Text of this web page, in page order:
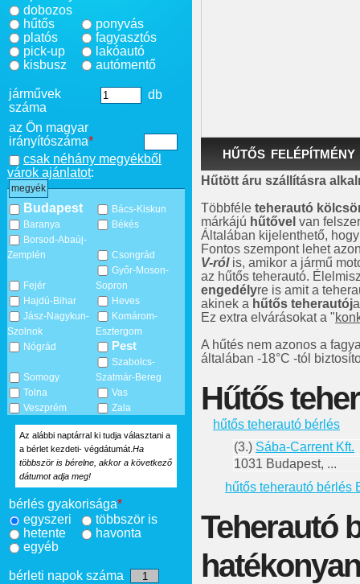
dobozos
hűtős
platós
pick-up
kisbusz
ponyvás
fagyasztós
lakóautó
autómentő
járművek
száma
db
az Ön magyar
irányítószáma*
csak néhány megyékből
várok ajánlatot:
megyék
Budapest
Bács-Kiskun
Baranya
Békés
Borsod-Abaúj-
Zemplén
Csongrád
Fejér
Győr-Moson-
Sopron
Hajdú-Bihar
Heves
Jász-Nagykun-
Szolnok
Komárom-
Esztergom
Nógrád
Pest
Somogy
Szabolcs-
Szatmár-Bereg
Tolna
Vas
Veszprém
Zala
Az alábbi naptárral ki tudja választani a
a bérlet kezdeti- végdátumát. Ha
többször is bérelne, akkor a következő
dátumot adja meg!
bérlés gyakorisága*
egyszeri
többször is
hetente
havonta
egyéb
bérleti napok száma
HŰTŐS FELÉPÍTMÉNY
Hűtött áru szállításra
Többféle teherautó
márkájú hűtővel van
Általában kijelenthető,
Fontos szempont lehet
V-rólis, amikor a jármű
az hűtős teherautó.
engedélyre is amit a
akinek a hűtős teherautój
Ez extra elvárásokat a "
A hűtés nem azonos a
általában -18°C -tól
Hűtős
hűtős teherautó bérlés
(3.) Sába-Carrent Kft.
1031 Budapest, ...
hűtős teherautó bérlés
Teherautó